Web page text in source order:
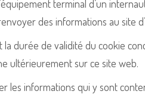
terminal d’un
des informations au site
durée de validité du cookie
ultérieurement sur ce site web.
les informations qui y sont